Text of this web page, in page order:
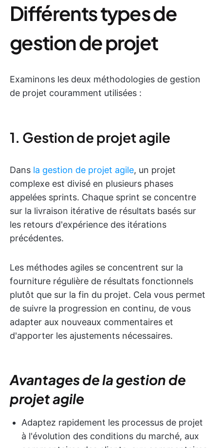
Différents types de
gestion de projet
Examinons les deux méthodologies de gestion
de projet couramment utilisées :
1. Gestion de projet agile
Dans la gestion de projet agile, un projet
complexe est divisé en plusieurs phases
appelées sprints. Chaque sprint se concentre
sur la livraison itérative de résultats basés sur
les retours d'expérience des itérations
précédentes.
Les méthodes agiles se concentrent sur la
fourniture régulière de résultats fonctionnels
plutôt que sur la fin du projet. Cela vous permet
de suivre la progression en continu, de vous
adapter aux nouveaux commentaires et
d'apporter les ajustements nécessaires.
Avantages de la gestion de
projet agile
Adaptez rapidement les processus de projet
à l'évolution des conditions du marché, aux